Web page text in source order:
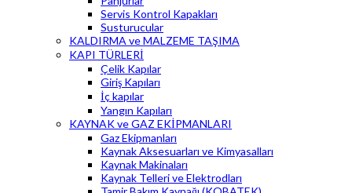
Servis Kontrol Kapakları
Susturucular
KALDIRMA ve MALZEME TAŞIMA
KAPI TÜRLERİ
Çelik Kapılar
Giriş Kapıları
İç kapılar
Yangın Kapıları
KAYNAK ve GAZ EKİPMANLARI
Gaz Ekipmanları
Kaynak Aksesuarları ve Kimyasalları
Kaynak Makinaları
Kaynak Telleri ve Elektrodları